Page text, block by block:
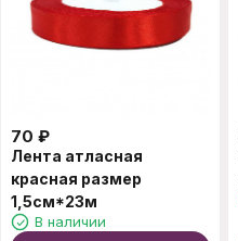
70 ₽
Лента атласная
красная размер
1,5см*23м
В наличии